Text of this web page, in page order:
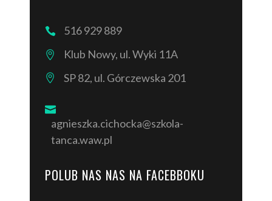
516 929 889
Klub Nowy, ul. Wyki 11A
SP 82, ul. Górczewska 201
agnieszka.cichocka@szkola-
tanca.waw.pl
POLUB NAS NAS NA FACEBBOKU